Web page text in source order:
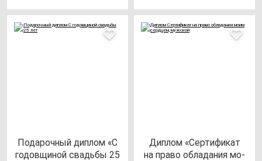
Пода­роч­ный дип­лом «С
го­дов­щи­ной свадь­бы 25
Дип­лом «Сер­ти­фи­кат
на пра­во об­ла­да­ния мо­